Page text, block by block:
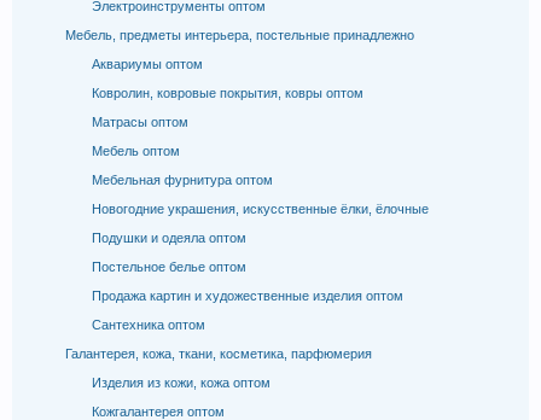
Электроинструменты оптом
Мебель, предметы интерьера, постельные принадлежно
Аквариумы оптом
Ковролин, ковровые покрытия, ковры оптом
Матрасы оптом
Мебель оптом
Мебельная фурнитура оптом
Новогодние украшения, искусственные ёлки, ёлочные
Подушки и одеяла оптом
Постельное белье оптом
Продажа картин и художественные изделия оптом
Сантехника оптом
Галантерея, кожа, ткани, косметика, парфюмерия
Изделия из кожи, кожа оптом
Кожгалантерея оптом